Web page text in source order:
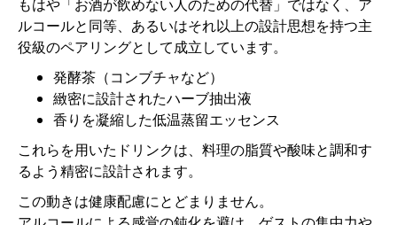
もはや「お酒が飲めない人のための代替」ではなく、ア
ルコールと同等、あるいはそれ以上の設計思想を持つ主
役級のペアリングとして成立しています。
発酵茶（コンブチャなど）
緻密に設計されたハーブ抽出液
香りを凝縮した低温蒸留エッセンス
これらを用いたドリンクは、料理の脂質や酸味と調和す
るよう精密に設計されます。
この動きは健康配慮にとどまりません。